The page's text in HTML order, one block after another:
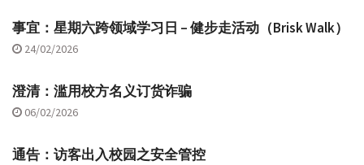
事宜：星期六跨领域学习日 – 健步走活动（Brisk Walk）
24/02/2026
澄清：滥用校方名义订货诈骗
06/02/2026
通告：访客出入校园之安全管控